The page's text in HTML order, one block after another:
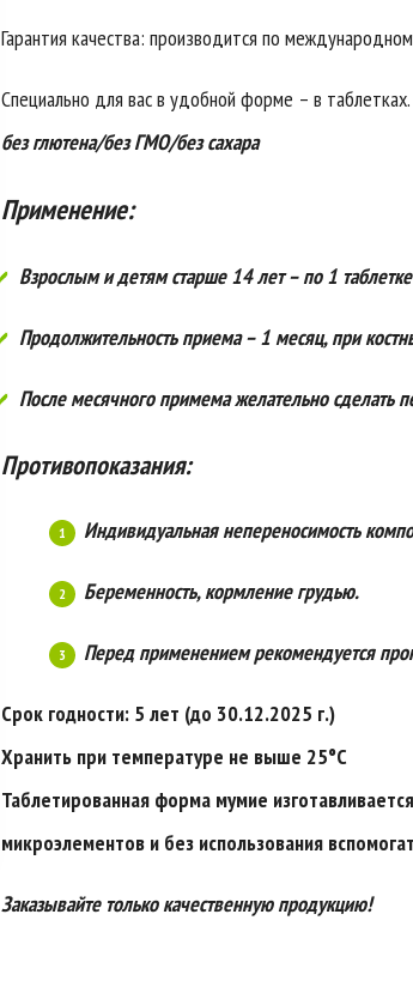
Гарантия качества: производится по
Специально для вас в удобной форме – в
без глютена/без ГМО/без сахара
Применение:
Взрослым и детям старше 14 лет – по 1
Продолжительность приема – 1 месяц, при
После месячного примема желательно сделать
Противопоказания:
Индивидуальная непереносимость
Беременность, кормление грудью.
Перед применением рекомендуется
Срок годности: 5 лет (до 30.12.2025 г.)
Хранить при температуре не выше 25°С
Таблетированная форма мумие
микроэлементов и без использования
Заказывайте только качественную продукцию!